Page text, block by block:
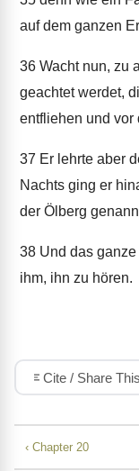
auf dem ganzen
36 Wacht nun, zu
geachtet werdet,
entfliehen und vor
37 Er lehrte aber
Nachts ging er
der Ölberg
38 Und das
ihm, ihn zu hören.
Cite / Share
‹ Chapter 20